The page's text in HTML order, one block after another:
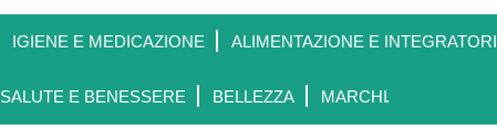
IGIENE E MEDICAZIONE ALIMENTAZIONE E INTEGRATORI
SALUTE E BENESSERE BELLEZZA MARCHI